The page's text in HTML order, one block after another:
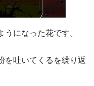
になった花です。
を吐いてくるを繰り返